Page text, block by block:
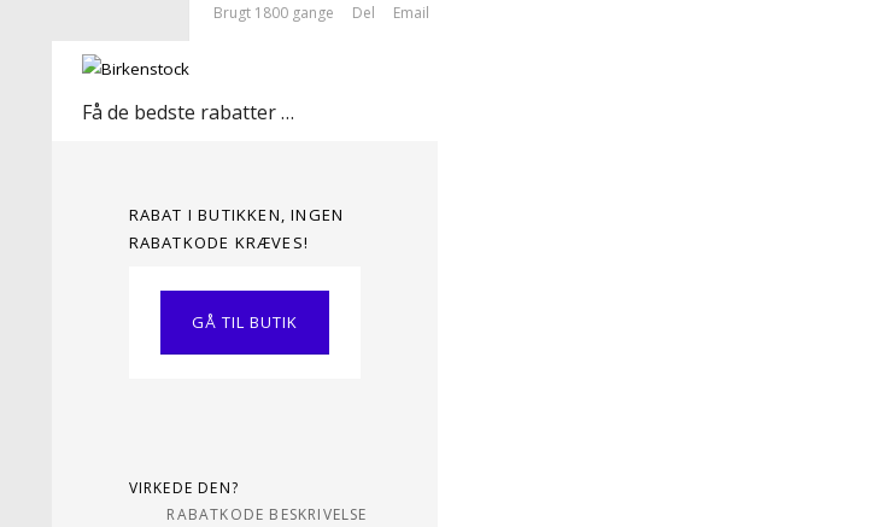
Brugt 1800 gange Del Email
Få de bedste rabatter her!
RABAT I BUTIKKEN, INGEN
RABATKODE KRÆVES!
GÅ TIL BUTIK
VIRKEDE DEN?
RABATKODE BESKRIVELSE